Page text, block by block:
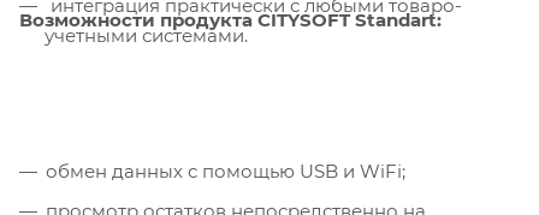
интеграция практически с любыми товаро-
учетными системами.
Возможности продукта CITYSOFT Standart:
обмен данных с помощью USB и WiFi;
просмотр остатков непосредственно на